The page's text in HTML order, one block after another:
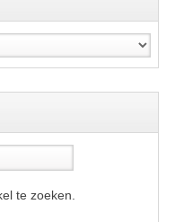
QUAD
te zoeken.